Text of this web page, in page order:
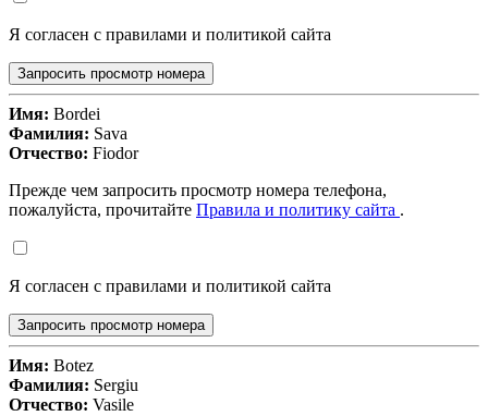
Я согласен с правилами и политикой сайта
Запросить просмотр номера
Имя: Bordei
Фамилия: Sava
Отчество: Fiodor
Прежде чем запросить просмотр номера телефона,
пожалуйста, прочитайте Правила и политику сайта .
Я согласен с правилами и политикой сайта
Запросить просмотр номера
Имя: Botez
Фамилия: Sergiu
Отчество: Vasile